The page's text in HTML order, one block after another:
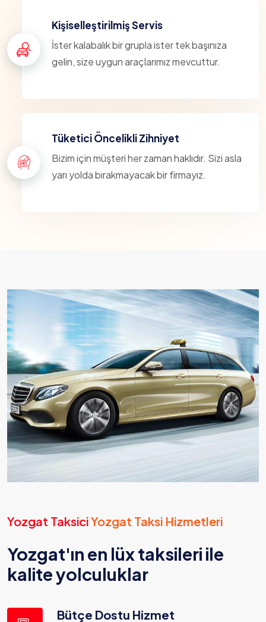
Kişiselleştirilmiş Servis
İster kalabalık bir grupla ister tek başınıza
gelin, size uygun araçlarımız mevcuttur.
Tüketici Öncelikli Zihniyet
Bizim için müşteri her zaman haklıdır. Sizi asla
yarı yolda bırakmayacak bir firmayız.
Yozgat TaksiciYozgat Taksi Hizmetleri
Yozgat'ın en lüx taksileri ile
kalite yolculuklar
Bütçe Dostu Hizmet